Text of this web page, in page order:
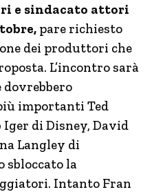
e sindacato attori
pare richiesto
dei produttori che
L’incontro sarà
dovrebbero
importanti Ted
Iger di Disney, David
Langley di
sbloccato la
Intanto Fran